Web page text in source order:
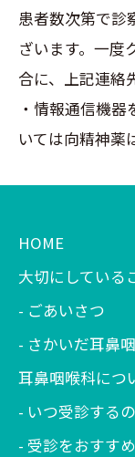
患者数次第で診
ざいます。一度
合に、上記連絡
・情報通信機
いては向精神薬
HOME
大切にしている
ごあいさつ
さかいだ耳鼻
耳鼻咽喉科につ
いつ受診する
受診をおすす